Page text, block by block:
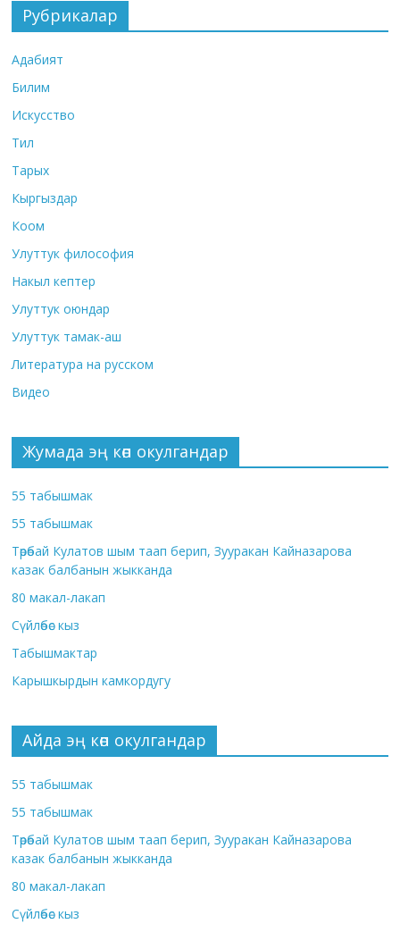
Рубрикалар
Адабият
Билим
Искусство
Тил
Тарых
Кыргыздар
Коом
Улуттук философия
Накыл кептер
Улуттук оюндар
Улуттук тамак-аш
Литература на русском
Видео
Жумада эң көп окулгандар
55 табышмак
55 табышмак
Төрөбай Кулатов шым таап берип, Зууракан Кайназарова
казак балбанын жыкканда
80 макал-лакап
Сүйлөбөс кыз
Табышмактар
Карышкырдын камкордугу
Айда эң көп окулгандар
55 табышмак
55 табышмак
Төрөбай Кулатов шым таап берип, Зууракан Кайназарова
казак балбанын жыкканда
80 макал-лакап
Сүйлөбөс кыз